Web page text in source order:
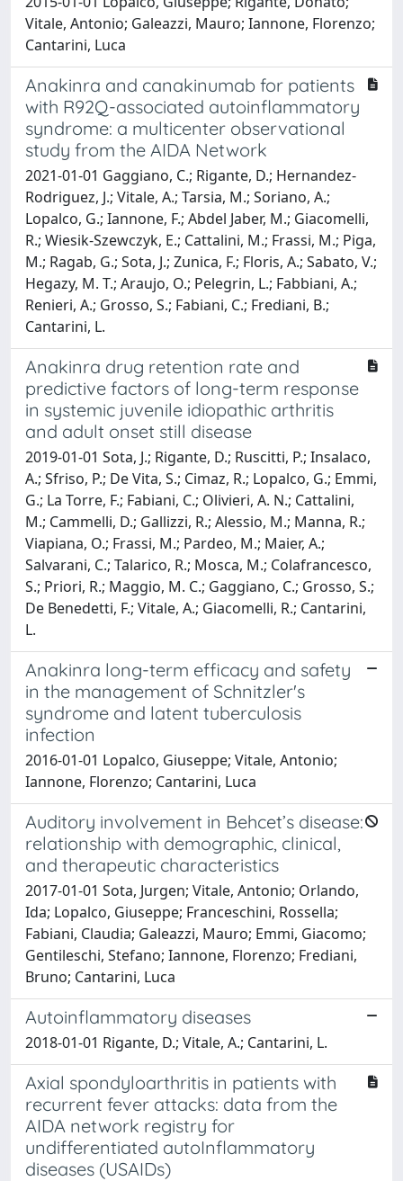
Vitale, Antonio; Galeazzi, Mauro; Iannone, Florenzo;
Cantarini, Luca
Anakinra and canakinumab for patients
with R92Q-associated autoinflammatory
syndrome: a multicenter observational
study from the AIDA Network
2021-01-01 Gaggiano, C.; Rigante, D.; Hernandez-
Rodriguez, J.; Vitale, A.; Tarsia, M.; Soriano, A.;
Lopalco, G.; Iannone, F.; Abdel Jaber, M.; Giacomelli,
R.; Wiesik-Szewczyk, E.; Cattalini, M.; Frassi, M.; Piga,
M.; Ragab, G.; Sota, J.; Zunica, F.; Floris, A.; Sabato, V.;
Hegazy, M. T.; Araujo, O.; Pelegrin, L.; Fabbiani, A.;
Renieri, A.; Grosso, S.; Fabiani, C.; Frediani, B.;
Cantarini, L.
Anakinra drug retention rate and
predictive factors of long-term response
in systemic juvenile idiopathic arthritis
and adult onset still disease
2019-01-01 Sota, J.; Rigante, D.; Ruscitti, P.; Insalaco,
A.; Sfriso, P.; De Vita, S.; Cimaz, R.; Lopalco, G.; Emmi,
G.; La Torre, F.; Fabiani, C.; Olivieri, A. N.; Cattalini,
M.; Cammelli, D.; Gallizzi, R.; Alessio, M.; Manna, R.;
Viapiana, O.; Frassi, M.; Pardeo, M.; Maier, A.;
Salvarani, C.; Talarico, R.; Mosca, M.; Colafrancesco,
S.; Priori, R.; Maggio, M. C.; Gaggiano, C.; Grosso, S.;
De Benedetti, F.; Vitale, A.; Giacomelli, R.; Cantarini,
L.
Anakinra long-term efficacy and safety
in the management of Schnitzler's
syndrome and latent tuberculosis
infection
2016-01-01 Lopalco, Giuseppe; Vitale, Antonio;
Iannone, Florenzo; Cantarini, Luca
Auditory involvement in Behcet’s disease:
relationship with demographic, clinical,
and therapeutic characteristics
2017-01-01 Sota, Jurgen; Vitale, Antonio; Orlando,
Ida; Lopalco, Giuseppe; Franceschini, Rossella;
Fabiani, Claudia; Galeazzi, Mauro; Emmi, Giacomo;
Gentileschi, Stefano; Iannone, Florenzo; Frediani,
Bruno; Cantarini, Luca
Autoinflammatory diseases
2018-01-01 Rigante, D.; Vitale, A.; Cantarini, L.
Axial spondyloarthritis in patients with
recurrent fever attacks: data from the
AIDA network registry for
undifferentiated autoInflammatory
diseases (USAIDs)